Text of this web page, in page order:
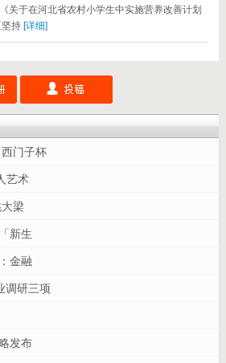
关于在河北省农村小学生中实施营养改善计划
持 [详细]
门子杯
艺术
梁
新生
金融
调研三项
发布